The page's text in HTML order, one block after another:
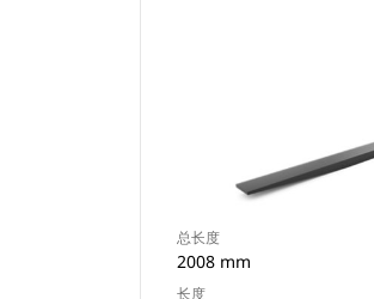
总长度
2008 mm
长度